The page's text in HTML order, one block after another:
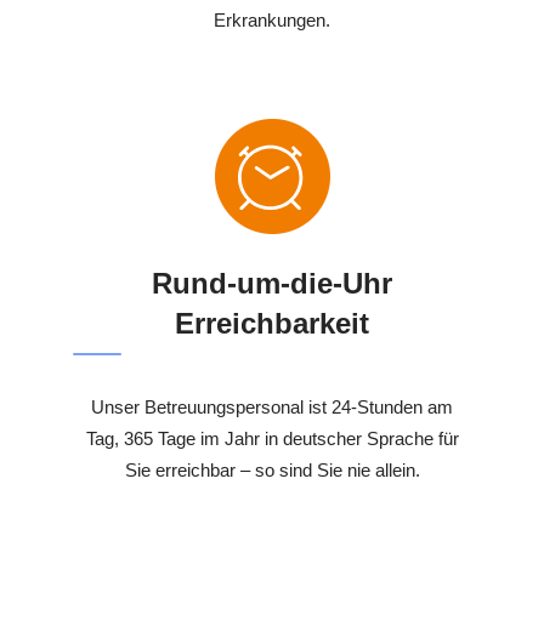
Erkrankungen.
Rund-um-die-Uhr
Erreichbarkeit
Unser Betreuungspersonal ist 24-Stunden am
Tag, 365 Tage im Jahr in deutscher Sprache für
Sie erreichbar – so sind Sie nie allein.